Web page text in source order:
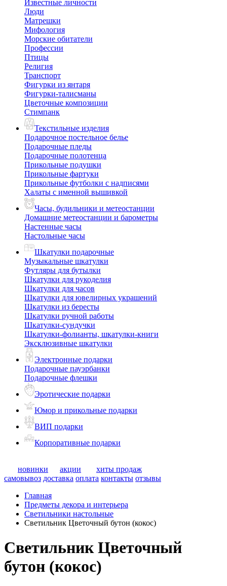
Известные личности
Люди
Матрешки
Мифология
Морские обитатели
Профессии
Птицы
Религия
Транспорт
Фигурки из янтаря
Фигурки-талисманы
Цветочные композиции
Стимпанк
Текстильные изделия
Подарочное постельное белье
Подарочные пледы
Подарочные полотенца
Прикольные подушки
Прикольные фартуки
Прикольные футболки с надписями
Халаты с именной вышивкой
Часы, будильники и метеостанции
Домашние метеостанции и барометры
Настенные часы
Настольные часы
Шкатулки подарочные
Музыкальные шкатулки
Футляры для бутылки
Шкатулки для рукоделия
Шкатулки для часов
Шкатулки для ювелирных украшений
Шкатулки из бересты
Шкатулки ручной работы
Шкатулки-сундучки
Шкатулки-фолианты, шкатулки-книги
Эксклюзивные шкатулки
Электронные подарки
Подарочные пауэрбанки
Подарочные флешки
Эротические подарки
Юмор и прикольные подарки
ВИП подарки
Корпоративные подарки
новинки акции
хиты продаж
самовывоз доставка оплата контакты отзывы
Главная
Предметы декора и интерьера
Светильники настольные
Светильник Цветочный бутон (кокос)
Светильник Цветочный
бутон (кокос)